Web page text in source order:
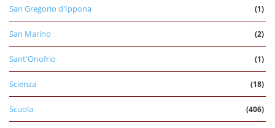
San Gregorio d'Ippona (1)
San Marino (2)
Sant'Onofrio (1)
Scienza (18)
Scuola (406)